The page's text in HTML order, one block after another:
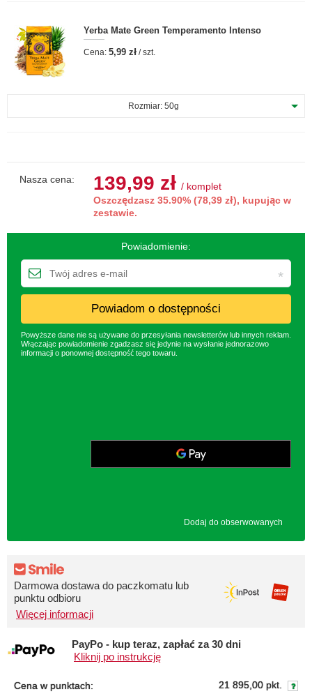
Yerba Mate Green Temperamento Intenso
Cena: 5,99 zł / szt.
Rozmiar: 50g
Nasza cena: 139,99 zł / komplet
Oszczędzasz 35.90% (78,39 zł), kupując w
zestawie.
Powiadomienie:
Powiadom o dostępności
Powyższe dane nie są używane do przesyłania newsletterów lub innych reklam.
Włączając powiadomienie zgadzasz się jedynie na wysłanie jednorazowo
informacji o ponownej dostępność tego towaru.
Dodaj do obserwowanych
Darmowa dostawa do paczkomatu lub
punktu odbioru
Więcej informacji
PayPo - kup teraz, zapłać za 30 dni
Kliknij po instrukcję
Cena w punktach:
21 895,00 pkt.